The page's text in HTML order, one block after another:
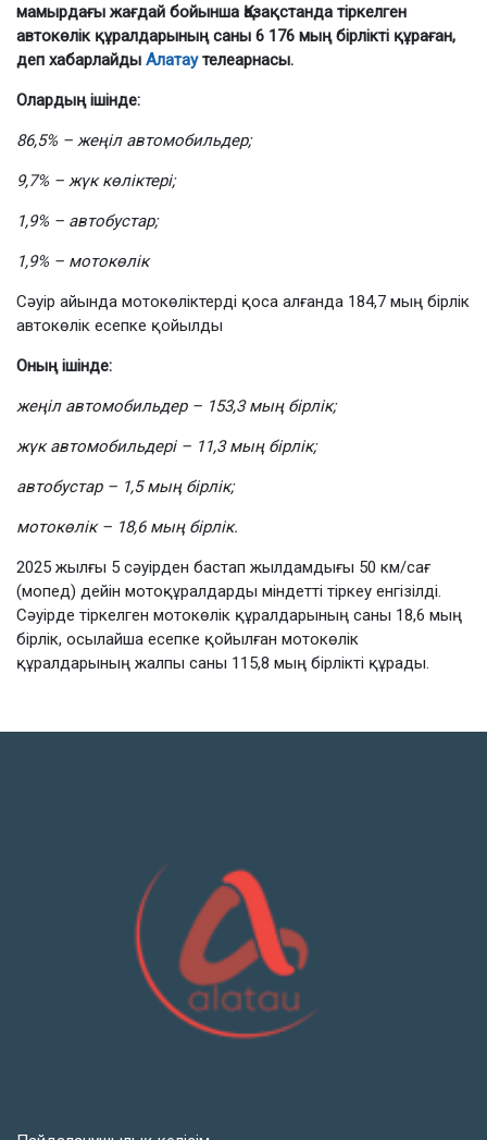
мамырдағы жағдай бойынша Қазақстанда тіркелген
автокөлік құралдарының саны 6 176 мың бірлікті құраған,
деп хабарлайды Алатаутелеарнасы.
Олардың ішінде:
86,5% – жеңіл автомобильдер;
9,7% – жүк көліктері;
1,9% – автобустар;
1,9% – мотокөлік
Сәуір айында мотокөліктерді қоса алғанда 184,7 мың бірлік
автокөлік есепке қойылды
Оның ішінде:
жеңіл автомобильдер – 153,3 мың бірлік;
жүк автомобильдері – 11,3 мың бірлік;
автобустар – 1,5 мың бірлік;
мотокөлік – 18,6 мың бірлік.
2025 жылғы 5 сәуірден бастап жылдамдығы 50 км/сағ
(мопед) дейін мотоқұралдарды міндетті тіркеу енгізілді.
Сәуірде тіркелген мотокөлік құралдарының саны 18,6 мың
бірлік, осылайша есепке қойылған мотокөлік
құралдарының жалпы саны 115,8 мың бірлікті құрады.